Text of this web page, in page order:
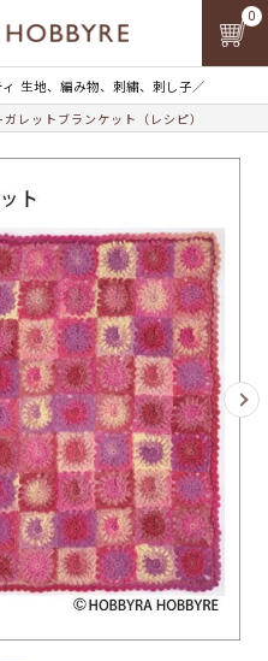
生地、編み物、刺繍、刺し子／
0
ガレットブランケット（レシピ）